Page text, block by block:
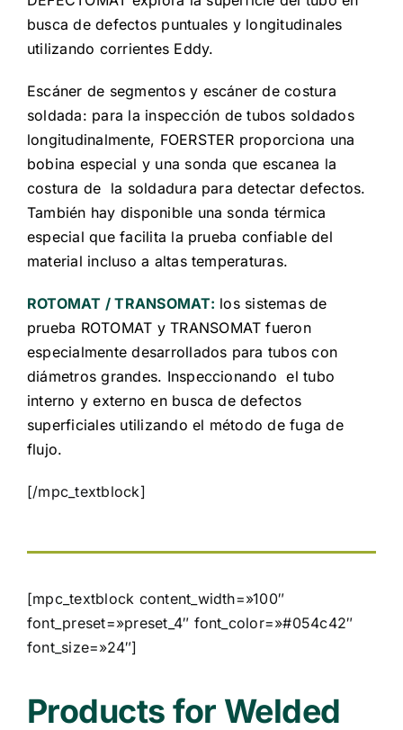
busca de defectos puntuales y longitudinales
utilizando corrientes Eddy.
Escáner de segmentos y escáner de costura
soldada: para la inspección de tubos soldados
longitudinalmente, FOERSTER proporciona una
bobina especial y una sonda que escanea la
costura de la soldadura para detectar defectos.
También hay disponible una sonda térmica
especial que facilita la prueba confiable del
material incluso a altas temperaturas.
ROTOMAT / TRANSOMAT: los sistemas de
prueba ROTOMAT y TRANSOMAT fueron
especialmente desarrollados para tubos con
diámetros grandes. Inspeccionando el tubo
interno y externo en busca de defectos
superficiales utilizando el método de fuga de
flujo.
[/mpc_textblock]
[mpc_textblock content_width=»100″
font_preset=»preset_4″ font_color=»#054c42″
font_size=»24″]
Products for Welded